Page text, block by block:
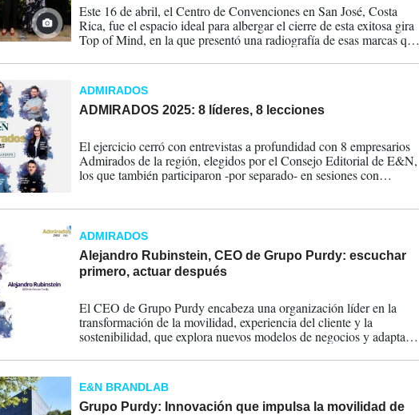
Este 16 de abril, el Centro de Convenciones en San José, Costa
Rica, fue el espacio ideal para albergar el cierre de esta exitosa gira
Top of Mind, en la que presentó una radiografía de esas marcas que
su mercado meta. FOTOS MANU MAIRENA.
ADMIRADOS
ADMIRADOS 2025: 8 líderes, 8 lecciones
El ejercicio cerró con entrevistas a profundidad con 8 empresarios
Admirados de la región, elegidos por el Consejo Editorial de E&N,
los que también participaron -por separado- en sesiones con
ADMIRADOS
Alejandro Rubinstein, CEO de Grupo Purdy: escuchar
primero, actuar después
El CEO de Grupo Purdy encabeza una organización líder en la
transformación de la movilidad, experiencia del cliente y la
sostenibilidad, que explora nuevos modelos de negocios y adapta
E&N BRANDLAB
Grupo Purdy: Innovación que impulsa la movilidad de